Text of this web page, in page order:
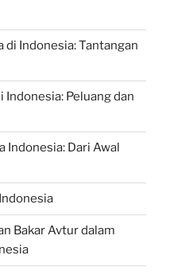
Indonesia: Tantangan
Indonesia: Peluang dan
Indonesia: Dari Awal
Bakar Avtur dalam